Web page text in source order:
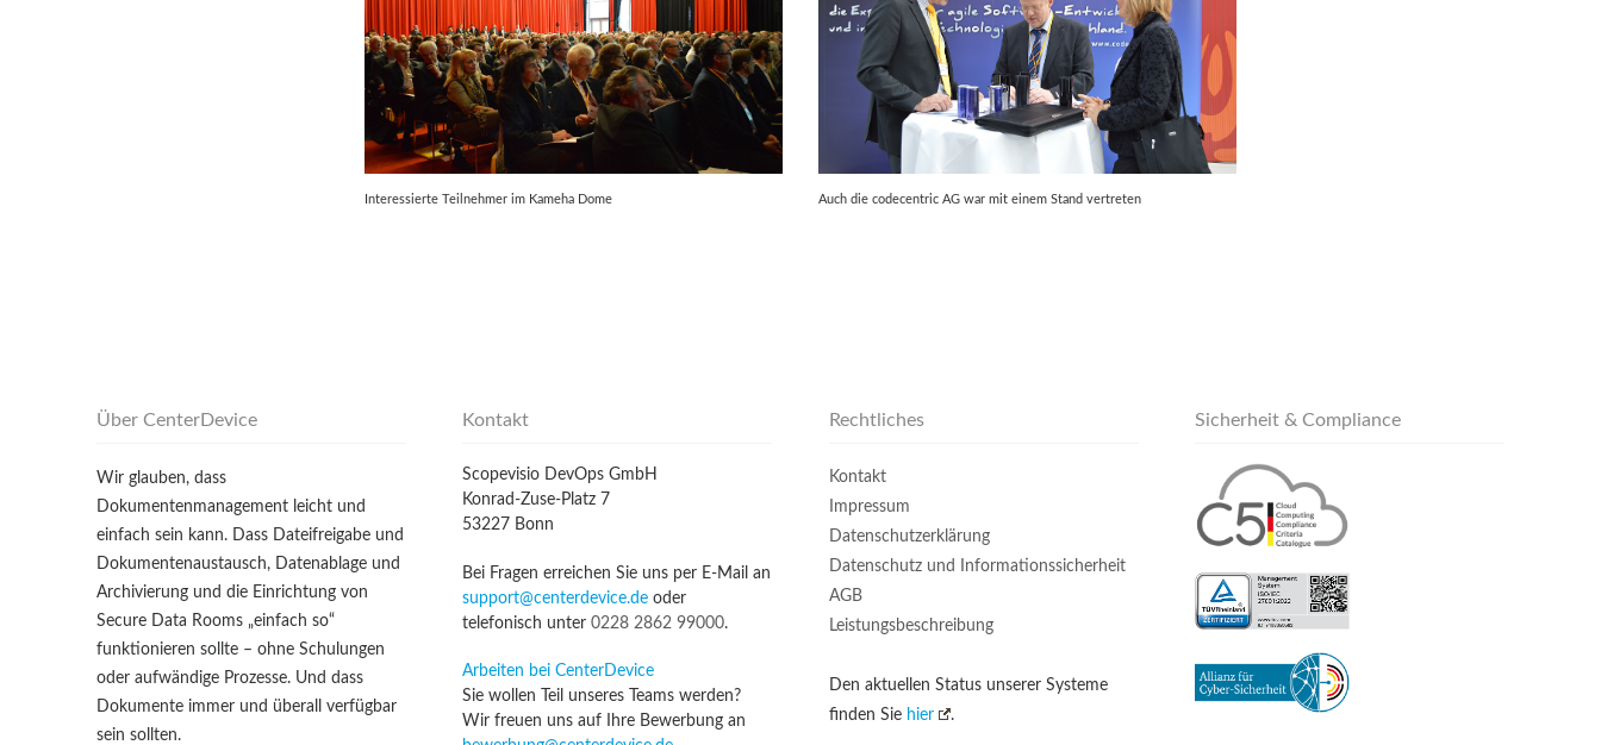
Interessierte Teilnehmer im Kameha Dome Auch die codecentric AG war mit einem Stand vertreten
Über CenterDevice
Wir glauben, dass
Dokumentenmanagement leicht und
einfach sein kann. Dass Dateifreigabe und
Dokumentenaustausch, Datenablage und
Archivierung und die Einrichtung von
Secure Data Rooms „einfach so“
funktionieren sollte – ohne Schulungen
oder aufwändige Prozesse. Und dass
Dokumente immer und überall verfügbar
sein sollten.
Kontakt
Scopevisio DevOps GmbH
Konrad-Zuse-Platz 7
53227 Bonn
Bei Fragen erreichen Sie uns per E-Mail an
support@centerdevice.de oder
telefonisch unter0228 2862 99000.
Arbeiten bei CenterDevice
Sie wollen Teil unseres Teams werden?
Wir freuen uns auf Ihre Bewerbung an
Rechtliches
Kontakt
Impressum
Datenschutzerklärung
Datenschutz und Informationssicherheit
AGB
Leistungsbeschreibung
Den aktuellen Status unserer Systeme
finden Sie hier .
Sicherheit & Compliance